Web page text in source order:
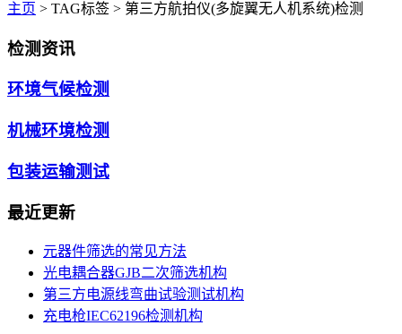
主页 > TAG标签 > 第三方航拍仪(多旋翼无人机系统)检测
检测资讯
环境气候检测
机械环境检测
包装运输测试
最近更新
元器件筛选的常见方法
光电耦合器GJB二次筛选机构
第三方电源线弯曲试验测试机构
充电枪IEC62196检测机构